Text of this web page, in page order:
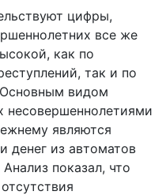
цифры,
все же
как по
так и по
Основным видом
несовершеннолетиями
являются
денег из автоматов
показал, что